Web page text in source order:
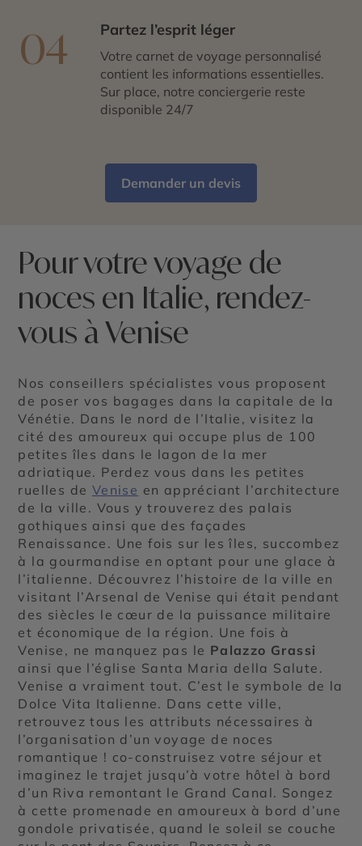
04 Partez l’esprit léger
Votre carnet de voyage personnalisé
contient les informations essentielles.
Sur place, notre conciergerie reste
disponible 24/7
Demander un devis
Pour votre voyage de
noces en Italie, rendez-
vous à Venise
Nos conseillers spécialistes vous proposent
de poser vos bagages dans la capitale de la
Vénétie. Dans le nord de l’Italie, visitez la
cité des amoureux qui occupe plus de 100
petites îles dans le lagon de la mer
adriatique. Perdez vous dans les petites
ruelles de Venise en appréciant l’architecture
de la ville. Vous y trouverez des palais
gothiques ainsi que des façades
Renaissance. Une fois sur les îles, succombez
à la gourmandise en optant pour une glace à
l’italienne. Découvrez l’histoire de la ville en
visitant l’Arsenal de Venise qui était pendant
des siècles le cœur de la puissance militaire
et économique de la région. Une fois à
Venise, ne manquez pas le Palazzo Grassi
ainsi que l’église Santa Maria della Salute.
Venise a vraiment tout. C’est le symbole de la
Dolce Vita Italienne. Dans cette ville,
retrouvez tous les attributs nécessaires à
l’organisation d’un voyage de noces
romantique ! co-construisez votre séjour et
imaginez le trajet jusqu’à votre hôtel à bord
d’un Riva remontant le Grand Canal. Songez
à cette promenade en amoureux à bord d’une
gondole privatisée, quand le soleil se couche